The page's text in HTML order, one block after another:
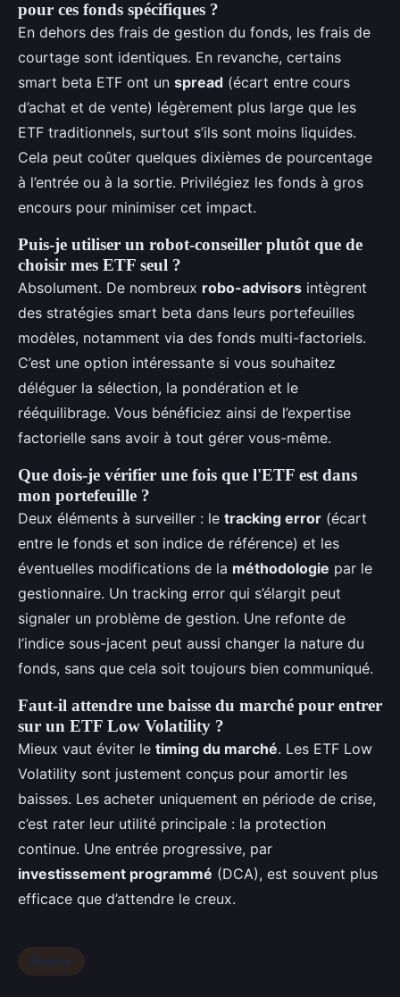
pour ces fonds spécifiques ?
En dehors des frais de gestion du fonds, les frais de
courtage sont identiques. En revanche, certains
smart beta ETF ont un spread (écart entre cours
d’achat et de vente) légèrement plus large que les
ETF traditionnels, surtout s’ils sont moins liquides.
Cela peut coûter quelques dixièmes de pourcentage
à l’entrée ou à la sortie. Privilégiez les fonds à gros
encours pour minimiser cet impact.
Puis-je utiliser un robot-conseiller plutôt que de
choisir mes ETF seul ?
Absolument. De nombreux robo-advisors intègrent
des stratégies smart beta dans leurs portefeuilles
modèles, notamment via des fonds multi-factoriels.
C’est une option intéressante si vous souhaitez
déléguer la sélection, la pondération et le
rééquilibrage. Vous bénéficiez ainsi de l’expertise
factorielle sans avoir à tout gérer vous-même.
Que dois-je vérifier une fois que l'ETF est dans
mon portefeuille ?
Deux éléments à surveiller : le tracking error (écart
entre le fonds et son indice de référence) et les
éventuelles modifications de la méthodologie par le
gestionnaire. Un tracking error qui s’élargit peut
signaler un problème de gestion. Une refonte de
l’indice sous-jacent peut aussi changer la nature du
fonds, sans que cela soit toujours bien communiqué.
Faut-il attendre une baisse du marché pour entrer
sur un ETF Low Volatility ?
Mieux vaut éviter le timing du marché. Les ETF Low
Volatility sont justement conçus pour amortir les
baisses. Les acheter uniquement en période de crise,
c’est rater leur utilité principale : la protection
continue. Une entrée progressive, par
investissement programmé (DCA), est souvent plus
efficace que d’attendre le creux.
finance